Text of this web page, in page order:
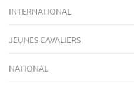
INTERNATIONAL
JEUNES CAVALIERS
NATIONAL